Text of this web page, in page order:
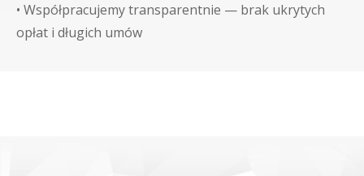
• Współpracujemy transparentnie — brak ukrytych
opłat i długich umów